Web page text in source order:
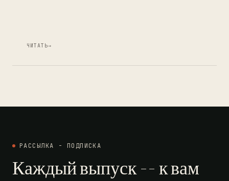
ЧИТАТЬ→
РАССЫЛКА - ПОДПИСКА
Каждый выпуск -- к вам